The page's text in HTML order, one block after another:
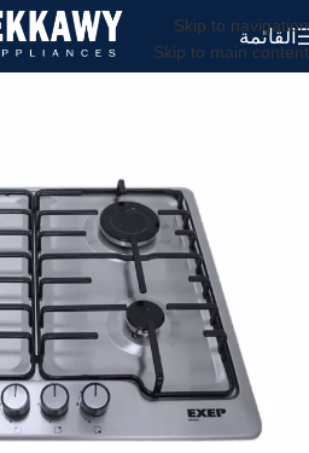
Skip to navigation
Skip to main content
القائمة